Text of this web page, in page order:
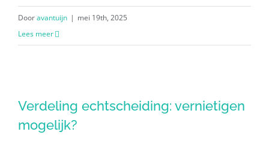
Dooravantuijn | mei 19th, 2025
Lees meer
mogelijk?
Verdeling echtscheiding: vernietigen
mogelijk?